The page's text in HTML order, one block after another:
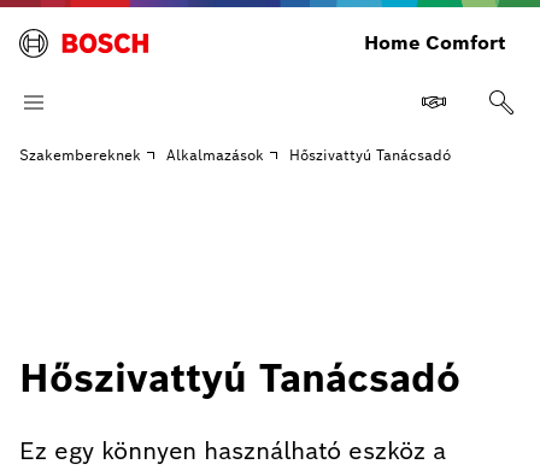
Home Comfort
Szakembereknek Alkalmazások Hőszivattyú Tanácsadó
Hőszivattyú Tanácsadó
Ez egy könnyen használható eszköz a